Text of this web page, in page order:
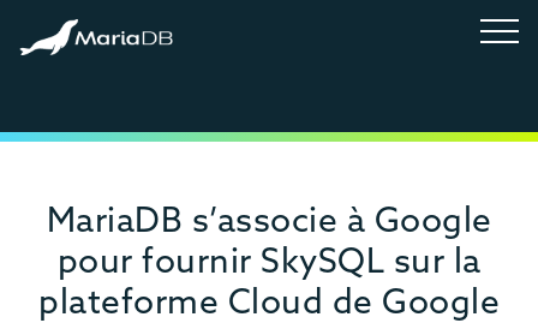
MariaDB s’associe à Google
pour fournir SkySQL sur la
plateforme Cloud de Google